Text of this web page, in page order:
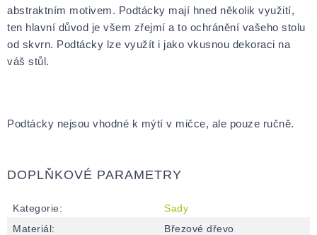
abstraktním motivem. Podtácky mají hned několik využití,
ten hlavní důvod je všem zřejmí a to ochránění vašeho stolu
od skvrn. Podtácky lze využít i jako vkusnou dekoraci na
váš stůl.
Podtácky nejsou vhodné k mýtí v mičce, ale pouze ručně.
DOPLŇKOVÉ PARAMETRY
Kategorie:
Sady
Materiál:
Březové dřevo